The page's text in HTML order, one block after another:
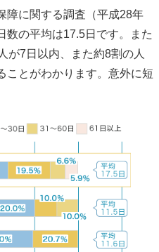
障に関する調査（平成28年
数の平均は17.5日です。また
が7日以内、また約8割の人
ことがわかります。意外に短